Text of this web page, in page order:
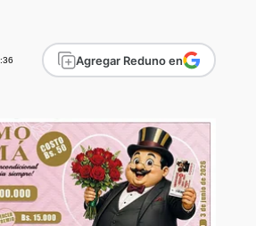
Agregar Reduno en